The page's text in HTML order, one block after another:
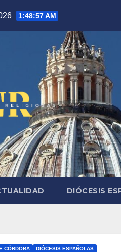
1:48:58 AM
DIÓCESIS
CÓRDOBA DIÓCESIS ESPAÑOLAS